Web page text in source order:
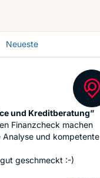
und Kreditberatung”
Finanzcheck machen
Analyse und kompetente
geschmeckt :-)